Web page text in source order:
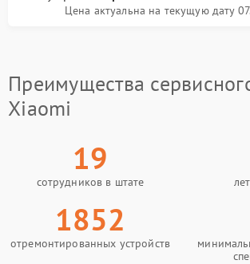
Цена актуальна на текущую дату
Преимущества
Xiaomi
19
сотрудников в штате
1852
отремонтированных устройств